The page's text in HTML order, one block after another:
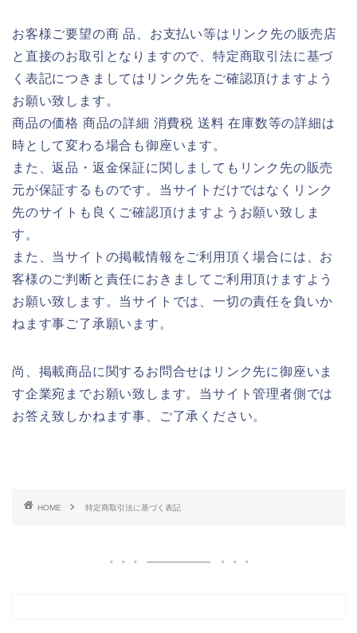
お客様ご要望の商 品、お支払い等はリンク先の販売店
と直接のお取引となりますので、特定商取引法に基づ
く表記につきましてはリンク先をご確認頂けますよう
お願い致します。
商品の価格 商品の詳細 消費税 送料 在庫数等の詳細は
時として変わる場合も御座います。
また、返品・返金保証に関しましてもリンク先の販売
元が保証するものです。当サイトだけではなくリンク
先のサイトも良くご確認頂けますようお願い致しま
す。
また、当サイトの掲載情報をご利用頂く場合には、お
客様のご判断と責任におきましてご利用頂けますよう
お願い致します。当サイトでは、一切の責任を負いか
ねます事ご了承願います。
尚、掲載商品に関するお問合せはリンク先に御座いま
す企業宛までお願い致します。当サイト管理者側では
お答え致しかねます事、ご了承ください。
HOME 特定商取引法に基づく表記